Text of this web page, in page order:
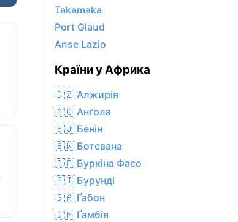
Takamaka
Port Glaud
Anse Lazio
Країни у Африка
🇩🇿 Алжирія
🇦🇴 Анґола
🇧🇯 Бенін
🇧🇼 Ботсвана
🇧🇫 Буркіна Фасо
🇧🇮 Бурунді
🇬🇦 Ґабон
🇬🇲 Ґамбія